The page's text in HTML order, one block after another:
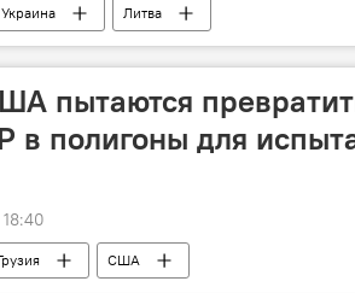
Украина Литва
пытаются
в полигоны для
США